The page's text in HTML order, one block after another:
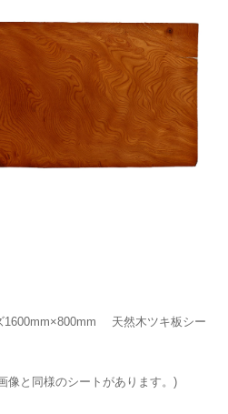
天然木ツキ板シー
像と同様のシートがあります。)